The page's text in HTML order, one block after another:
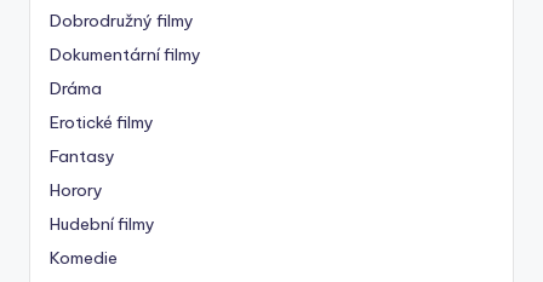
Dobrodružný filmy
Dokumentární filmy
Dráma
Erotické filmy
Fantasy
Horory
Hudební filmy
Komedie